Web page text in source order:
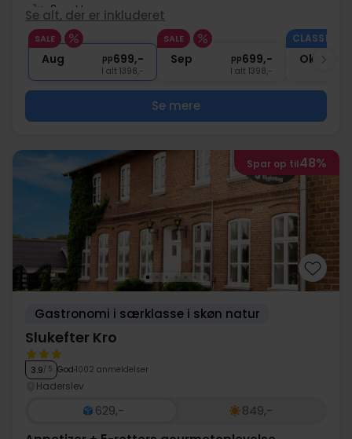
1x 2-retters menu
∞ Gratis internet
1x kaffe to go
Se alt, der er inkluderet
SALE
Aug pp699,-
I alt 1398,-
SALE
Sep pp699,-
I alt 1398,-
CLASSIC II.
Okt
Se mere
Spar op til48%
Gastronomi i særklasse i skøn natur
Slukefter Kro
3.9/ 5 God 1002 anmeldelser
Haderslev
629,-
849,-